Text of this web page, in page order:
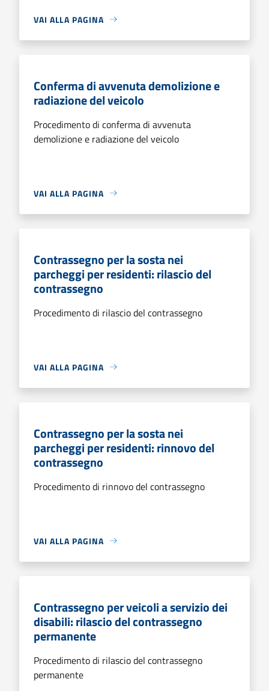
VAI ALLA PAGINA
Conferma di avvenuta demolizione e
radiazione del veicolo
Procedimento di conferma di avvenuta
demolizione e radiazione del veicolo
VAI ALLA PAGINA
Contrassegno per la sosta nei
parcheggi per residenti: rilascio del
contrassegno
Procedimento di rilascio del contrassegno
VAI ALLA PAGINA
Contrassegno per la sosta nei
parcheggi per residenti: rinnovo del
contrassegno
Procedimento di rinnovo del contrassegno
VAI ALLA PAGINA
Contrassegno per veicoli a servizio dei
disabili: rilascio del contrassegno
permanente
Procedimento di rilascio del contrassegno
permanente